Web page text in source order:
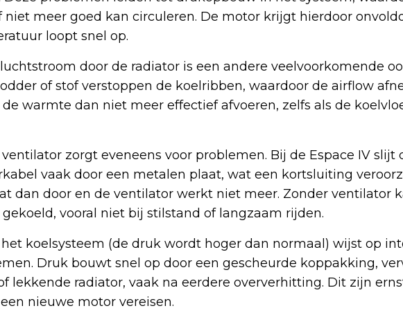
niet meer goed kan circuleren. De motor krijgt hierdoor
loopt snel op.
door de radiator is een andere veelvoorkomende
of stof verstoppen de koelribben, waardoor de airflow
warmte dan niet meer effectief afvoeren, zelfs als de
zorgt eveneens voor problemen. Bij de Espace IV slijt
vaak door een metalen plaat, wat een kortsluiting
dan door en de ventilator werkt niet meer. Zonder ventilator
vooral niet bij stilstand of langzaam rijden.
koelsysteem (de druk wordt hoger dan normaal) wijst op
Druk bouwt snel op door een gescheurde koppakking,
lekkende radiator, vaak na eerdere oververhitting. Dit zijn
nieuwe motor vereisen.